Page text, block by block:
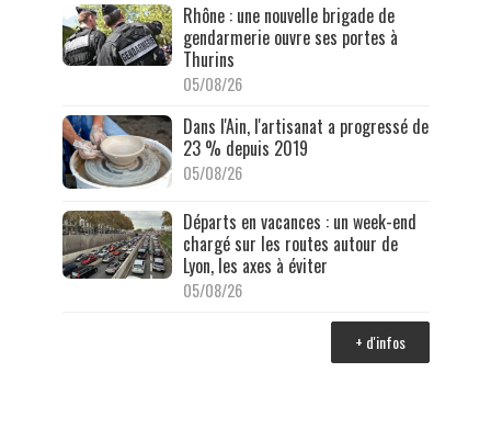
Rhône : une nouvelle brigade de
gendarmerie ouvre ses portes à
Thurins
05/08/26
Dans l'Ain, l'artisanat a progressé de
23 % depuis 2019
05/08/26
Départs en vacances : un week-end
chargé sur les routes autour de
Lyon, les axes à éviter
05/08/26
+ d'infos